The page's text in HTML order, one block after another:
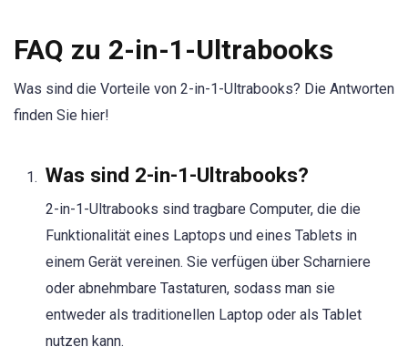
FAQ zu 2-in-1-Ultrabooks
Was sind die Vorteile von 2-in-1-Ultrabooks? Die Antworten
finden Sie hier!
Was sind 2-in-1-Ultrabooks?
2-in-1-Ultrabooks sind tragbare Computer, die die
Funktionalität eines Laptops und eines Tablets in
einem Gerät vereinen. Sie verfügen über Scharniere
oder abnehmbare Tastaturen, sodass man sie
entweder als traditionellen Laptop oder als Tablet
nutzen kann.